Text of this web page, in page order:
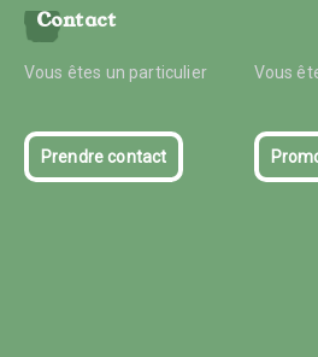
Contact
Vous êtes un particulier Vous
Prendre contact